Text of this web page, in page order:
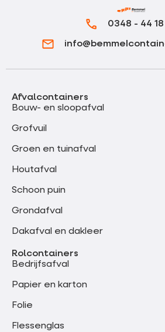
0348 - 44
Afvalcontainers
Bouw- en sloopafval
Grofvuil
Groen en tuinafval
Houtafval
Schoon puin
Grondafval
Dakafval en dakleer
Rolcontainers
Bedrijfsafval
Papier en karton
Folie
Flessenglas